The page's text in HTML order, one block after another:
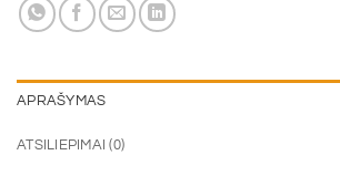
APRAŠYMAS
ATSILIEPIMAI (0)